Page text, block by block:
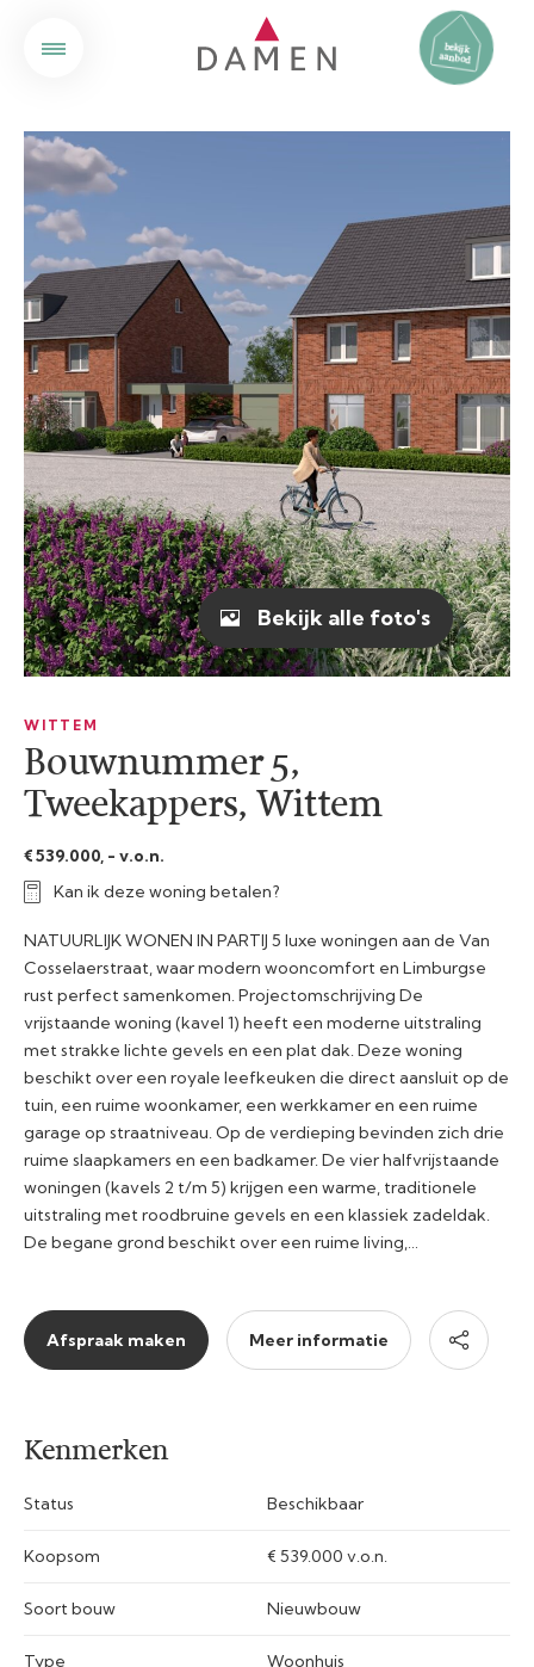
bekijk
aanbod
WITTEM
Bouwnummer 5,
Tweekappers, Wittem
€ 539.000, - v.o.n.
Kan ik deze woning betalen?
NATUURLIJK WONEN IN PARTIJ 5 luxe woningen aan de Van
Cosselaerstraat, waar modern wooncomfort en Limburgse
rust perfect samenkomen. Projectomschrijving De
vrijstaande woning (kavel 1) heeft een moderne uitstraling
met strakke lichte gevels en een plat dak. Deze woning
beschikt over een royale leefkeuken die direct aansluit op de
tuin, een ruime woonkamer, een werkkamer en een ruime
garage op straatniveau. Op de verdieping bevinden zich drie
ruime slaapkamers en een badkamer. De vier halfvrijstaande
woningen (kavels 2 t/m 5) krijgen een warme, traditionele
uitstraling met roodbruine gevels en een klassiek zadeldak.
De begane grond beschikt over een ruime living,…
Afspraak maken Meer informatie
Bekijk alle foto's
Kenmerken
Status Beschikbaar
Koopsom € 539.000 v.o.n.
Soort bouw Nieuwbouw
Type Woonhuis